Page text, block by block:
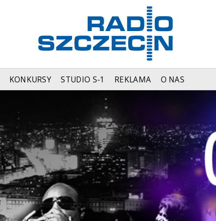
KONKURSY STUDIO S-1 REKLAMA O NAS